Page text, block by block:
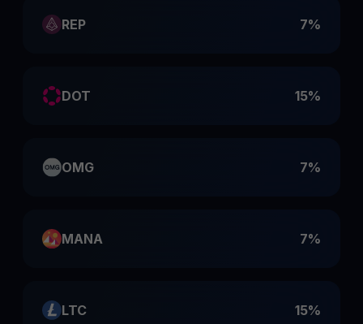
REP 7%
DOT 15%
OMG 7%
MANA 7%
LTC 15%